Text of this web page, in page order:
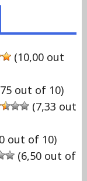
(10,00 out
out of 10)
(7,33 out
out of 10)
(6,50 out of